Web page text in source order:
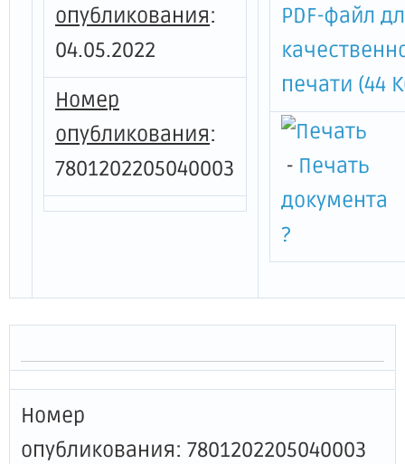
опубликования:
04.05.2022
Номер
опубликования:
7801202205040003
PDF-файл
печати (44
- Печать
документа
?
Номер
опубликования: 7801202205040003